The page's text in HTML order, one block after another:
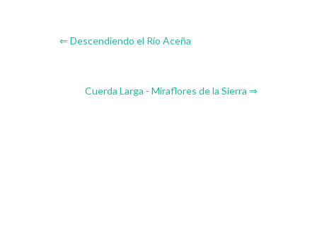
⇐ Descendiendo el Río Aceña
Cuerda Larga - Miraflores de la Sierra ⇒